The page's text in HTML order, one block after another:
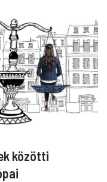
közötti